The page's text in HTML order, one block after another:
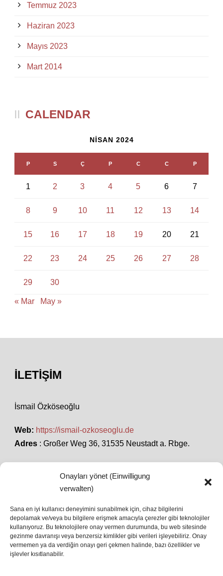
Onayları yönet (Einwilligung
verwalten)
Sana en iyi kullanıcı deneyimini sunabilmek için, cihaz bilgilerini
depolamak ve/veya bu bilgilere erişmek amacıyla çerezler gibi teknolojiler
kullanıyoruz. Bu teknolojilere onay vermen durumunda, bu web sitesinde
gezinme davranışı veya benzersiz kimlikler gibi verileri işleyebiliriz. Onay
vermemen ya da verdiğin onayı geri çekmen halinde, bazı özellikler ve
işlevler kısıtlanabilir.
Temmuz 2023
Haziran 2023
Mayıs 2023
Mart 2014
CALENDAR
NISAN 2024
P S Ç P C C P
1 2 3 4 5 6 7
8 9 10 11 12 13 14
15 16 17 18 19 20 21
22 23 24 25 26 27 28
29 30
« Mar May »
İLETIŞIM
İsmail Özköseoğlu
Web: https://ismail-ozkoseoglu.de
Adres : Großer Weg 36, 31535 Neustadt a. Rbge.
SON HABERLER
İstanbul’da Avrupa Ligi Finali: Freiburg ve Aston
Villa Boğaz’da Tarih Yazmaya Hazırlanıyor
08 May 2026